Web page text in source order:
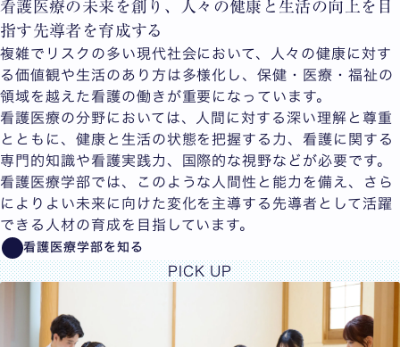
看護医療の未来を創り、人々の健康と生活の向上を目
指す先導者を育成する
複雑でリスクの多い現代社会において、人々の健康に対す
る価値観や生活のあり方は多様化し、保健・医療・福祉の
領域を越えた看護の働きが重要になっています。
看護医療の分野においては、人間に対する深い理解と尊重
とともに、健康と生活の状態を把握する力、看護に関する
専門的知識や看護実践力、国際的な視野などが必要です。
看護医療学部では、このような人間性と能力を備え、さら
によりよい未来に向けた変化を主導する先導者として活躍
できる人材の育成を目指しています。
看護医療学部を知る
PICK UP